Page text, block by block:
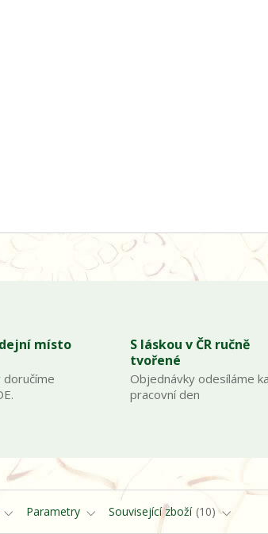
místo
doručíme
S láskou v ČR ručně
tvořené
Objednávky odesíláme
pracovní den
Parametry Související zboží 10